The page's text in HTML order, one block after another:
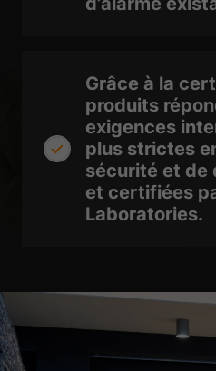
Grâce à la
produits
exigences
plus strictes
sécurité et de
et certifiées
Laboratories.